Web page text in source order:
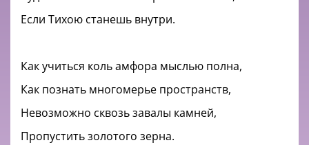
Если Тихою станешь внутри.
Как учиться коль амфора мыслью полна,
Как познать многомерье пространств,
Невозможно сквозь завалы камней,
Пропустить золотого зерна.